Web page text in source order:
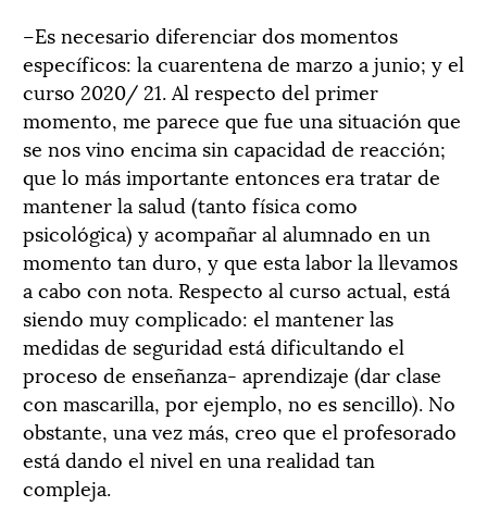
–Es necesario diferenciar dos momentos
específicos: la cuarentena de marzo a junio; y el
curso 2020/ 21. Al respecto del primer
momento, me parece que fue una situación que
se nos vino encima sin capacidad de reacción;
que lo más importante entonces era tratar de
mantener la salud (tanto física como
psicológica) y acompañar al alumnado en un
momento tan duro, y que esta labor la llevamos
a cabo con nota. Respecto al curso actual, está
siendo muy complicado: el mantener las
medidas de seguridad está dificultando el
proceso de enseñanza- aprendizaje (dar clase
con mascarilla, por ejemplo, no es sencillo). No
obstante, una vez más, creo que el profesorado
está dando el nivel en una realidad tan
compleja.